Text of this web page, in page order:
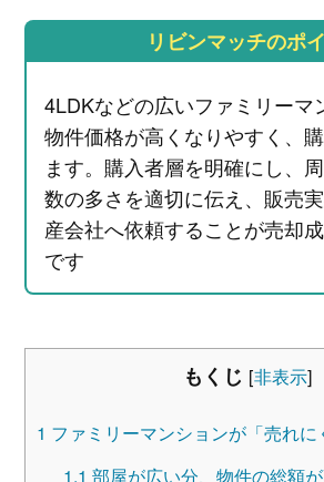
リビンマッチのポ
4LDKなどの広いファミリーマ
物件価格が高くなりやすく、
ます。購入者層を明確にし、
数の多さを適切に伝え、販売
産会社へ依頼することが売却
です
もくじ [非表示]
1 ファミリーマンションが「売れ
1.1 部屋が広い分、物件の総額